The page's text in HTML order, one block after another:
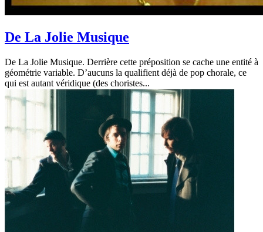
De La Jolie Musique
De La Jolie Musique. Derrière cette préposition se cache une entité à
géométrie variable. D’aucuns la qualifient déjà de pop chorale, ce
qui est autant véridique (des choristes...